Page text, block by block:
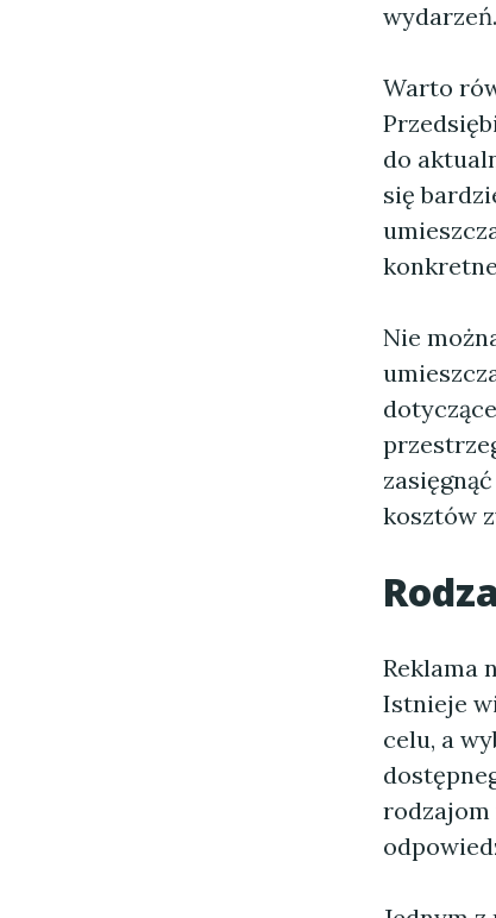
wydarzeń.
Warto
do
się
Nie
kosztów
Reklama
Istnieje
celu, a
rodzajom